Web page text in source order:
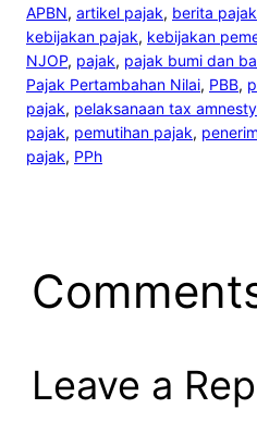
APBN, artikel pajak, berita pajak
kebijakan pajak, kebijakan
NJOP, pajak, pajak bumi dan
Pajak Pertambahan Nilai, PBB,
pajak, pelaksanaan tax amnesty
pajak, pemutihan pajak,
pajak, PPh
Leave a